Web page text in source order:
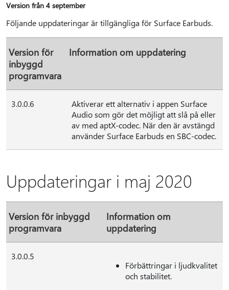
Version från 4 september
Följande uppdateringar är tillgängliga för Surface Earbuds.
Version för
inbyggd
programvara
Information om uppdatering
3.0.0.6
Aktiverar ett alternativ i appen Surface
Audio som gör det möjligt att slå på eller
av med aptX-codec. När den är avstängd
använder Surface Earbuds en SBC-codec.
Uppdateringar i maj 2020
Version för inbyggd
programvara
Information om
uppdatering
3.0.0.5
Förbättringar i ljudkvalitet
och stabilitet.